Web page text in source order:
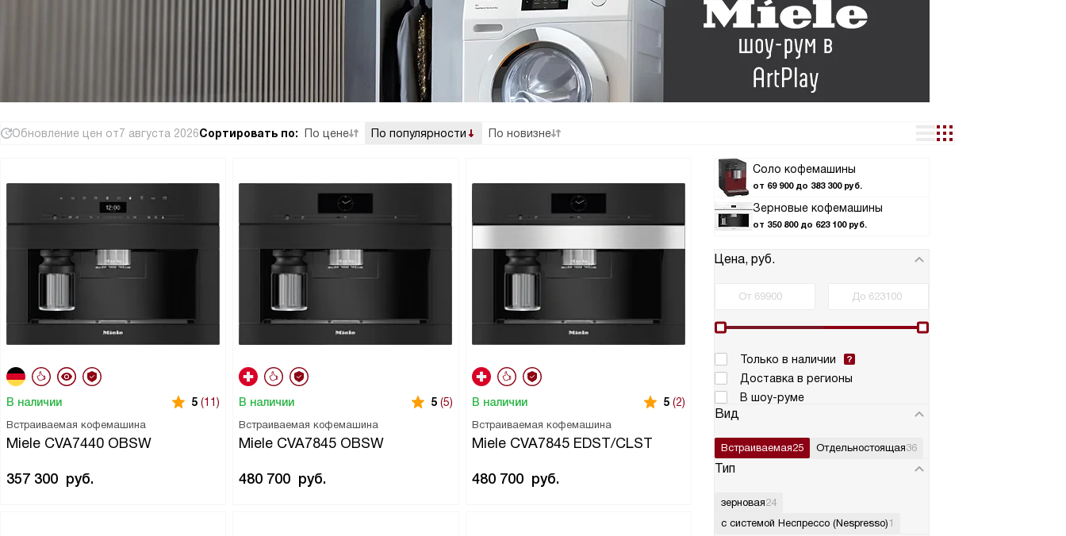
Обновление цен от7 августа 2026Сортировать по: По цене По популярности По новизне
Соло кофемашины
от 69 900 до 383 300 руб.
Зерновые кофемашины
от 350 800 до 623 100 руб.
Цена, руб.
Только в наличии
Доставка в регионы
В шоу-руме
Вид
Встраиваемая25 Отдельностоящая36
Тип
зерновая24
с системой Неспрессо (Nespresso)1
Встраиваемая кофемашина
Miele CVA7440 OBSW
В наличии 5 (11)
357 300 руб.
Встраиваемая кофемашина
Miele CVA7845 OBSW
В наличии 5 (5)
480 700 руб.
Встраиваемая кофемашина
Miele CVA7845 EDST/CLST
В наличии 5 (2)
480 700 руб.